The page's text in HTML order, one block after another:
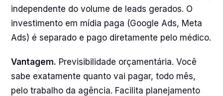
independente do volume de leads gerados. O
investimento em mídia paga (Google Ads, Meta
Ads) é separado e pago diretamente pelo médico.
Vantagem. Previsibilidade orçamentária. Você
sabe exatamente quanto vai pagar, todo mês,
pelo trabalho da agência. Facilita planejamento